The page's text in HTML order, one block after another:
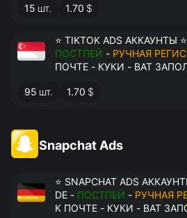
15 шт. 1.70 $
⭐ TIKTOK ADS АККАУНТЫ
ПОСТПЕЙ - РУЧНАЯ
ПОЧТЕ - КУКИ - ВАТ
95 шт. 1.70 $
Snapchat Ads
⭐ SNAPCHAT ADS АККАУНТЫ ⭐ ГЕО
DE - ПОСТПЕЙ - РУЧНАЯ
К ПОЧТЕ - КУКИ - ВАТ